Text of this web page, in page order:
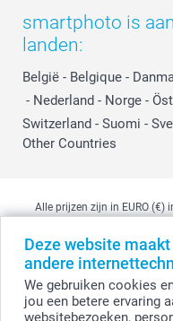
Deze website
andere
We gebruiken cookies
jou een betere ervaring
websitebezoeken,
smartphoto is
landen:
België - Belgique -
- Nederland - Norge -
Switzerland - Suomi -
Other Countries
© smartphoto group.
smartphoto group NV.
Kwatrechtsteenweg
BTW-nummer BE
Alle prijzen zijn in EURO (€)